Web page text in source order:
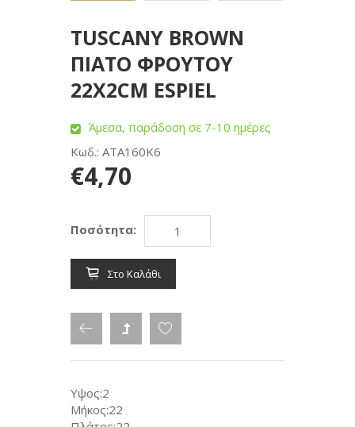
TUSCANY BROWN
ΠΙΑΤΟ ΦΡΟΥΤΟΥ
22X2CM ESPIEL
Άμεσα, παράδοση σε 7-10 ημέρες
Κωδ.: ATA160K6
€4,70
Ποσότητα:
Στο Καλάθι
Υψος:2
Μήκος:22